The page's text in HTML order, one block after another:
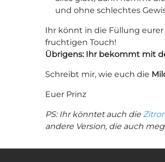
und ohne schlechtes
Ihr könnt in die Füllung eurer
fruchtigen Touch!
Übrigens: Ihr bekommt mit
Schreibt mir, wie euch die
Euer Prinz
PS: Ihr könntet auch die
andere Version, die auch